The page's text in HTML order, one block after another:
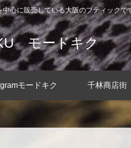
心に販売している大阪のブティックで
モードキク
モードキク 千林商店街